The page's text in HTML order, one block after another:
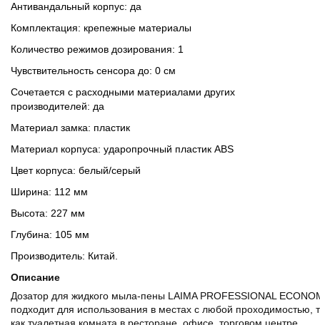
Антивандальный корпус: да
Комплектация: крепежные материалы
Количество режимов дозирования: 1
Чувствительность сенсора до: 0 см
Сочетается с расходными материалами других
производителей: да
Материал замка: пластик
Материал корпуса: ударопрочный пластик ABS
Цвет корпуса: белый/серый
Ширина: 112 мм
Высота: 227 мм
Глубина: 105 мм
Производитель: Китай.
Описание
Дозатор для жидкого мыла-пены LAIMA PROFESSIONAL
подходит для использования в местах с любой проходимостью,